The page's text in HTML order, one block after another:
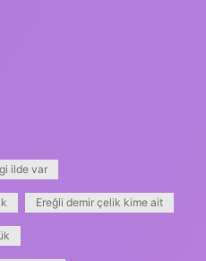
ilde var
Ereğli demir çelik kime ait